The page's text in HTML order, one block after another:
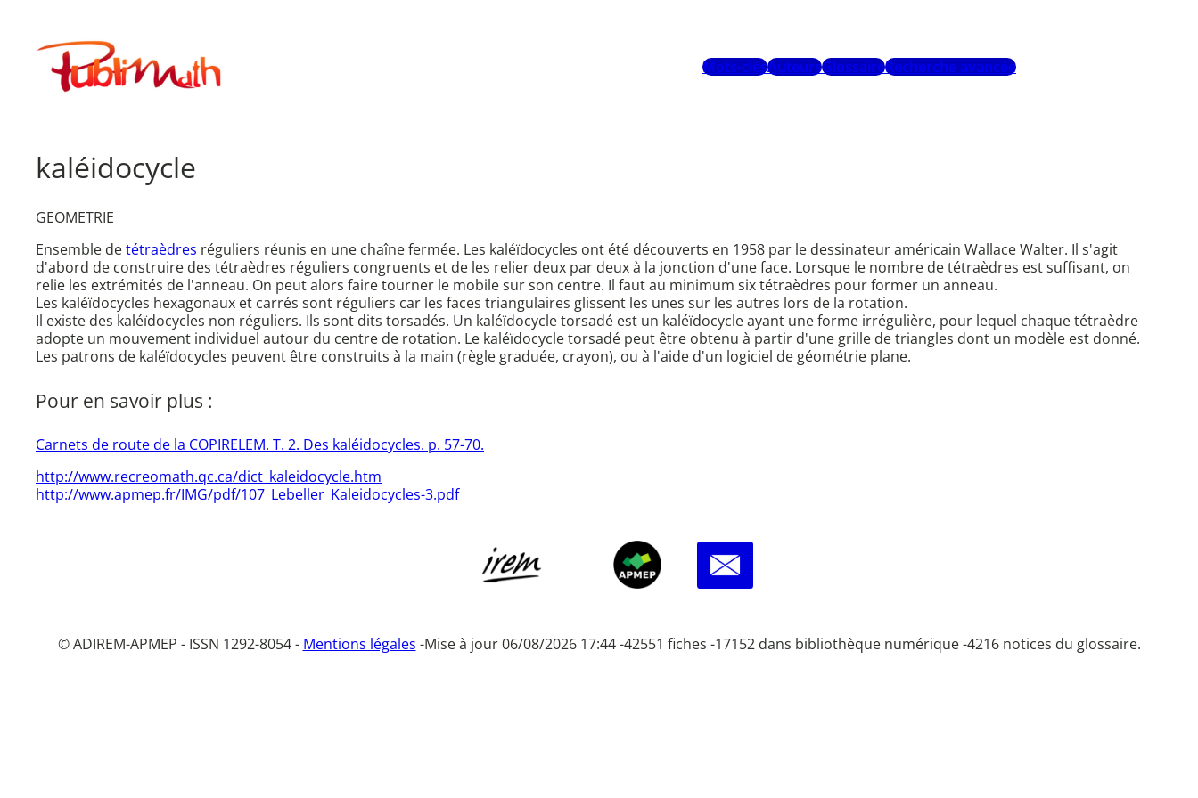
contenuPublimath
Mots-clésAuteursGlossaireRecherche avancée
kaléidocycle
GEOMETRIE
Ensemble detétraèdres réguliers réunis en une chaîne fermée. Les kaléïdocycles ont été découverts en 1958 par le dessinateur américain Wallace Walter. Il s'agit
d'abord de construire des tétraèdres réguliers congruents et de les relier deux par deux à la jonction d'une face. Lorsque le nombre de tétraèdres est suffisant, on
relie les extrémités de l'anneau. On peut alors faire tourner le mobile sur son centre. Il faut au minimum six tétraèdres pour former un anneau.
Les kaléïdocycles hexagonaux et carrés sont réguliers car les faces triangulaires glissent les unes sur les autres lors de la rotation.
Il existe des kaléïdocycles non réguliers. Ils sont dits torsadés. Un kaléïdocycle torsadé est un kaléïdocycle ayant une forme irrégulière, pour lequel chaque tétraèdre
adopte un mouvement individuel autour du centre de rotation. Le kaléïdocycle torsadé peut être obtenu à partir d'une grille de triangles dont un modèle est donné.
Les patrons de kaléïdocycles peuvent être construits à la main (règle graduée, crayon), ou à l'aide d'un logiciel de géométrie plane.
Pour en savoir plus :
Carnets de route de la COPIRELEM. T. 2. Des kaléidocycles. p. 57-70.
http://www.recreomath.qc.ca/dict_kaleidocycle.htm
http://www.apmep.fr/IMG/pdf/107_Lebeller_Kaleidocycles-3.pdf
© ADIREM-APMEP - ISSN 1292-8054 - Mentions légales -Mise à jour 06/08/2026 17:44 -42551 fiches -17152 dans bibliothèque numérique -4216 notices du glossaire.